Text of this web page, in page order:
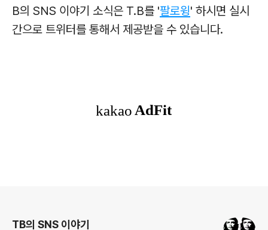
B의 SNS 이야기 소식은 T.B를 '팔로윙' 하시면 실시
간으로 트위터를 통해서 제공받을 수 있습니다.
TB의 SNS 이야기